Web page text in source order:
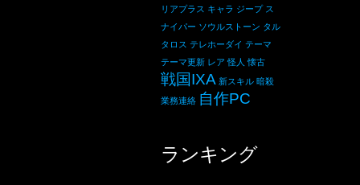
リアプラス キャラ ジープ ス
ナイパー ソウルストーン タル
タロス テレホーダイ テーマ
テーマ更新 レア 怪人 懐古
戦国IXA 新スキル 暗殺
業務連絡 自作PC
ランキング